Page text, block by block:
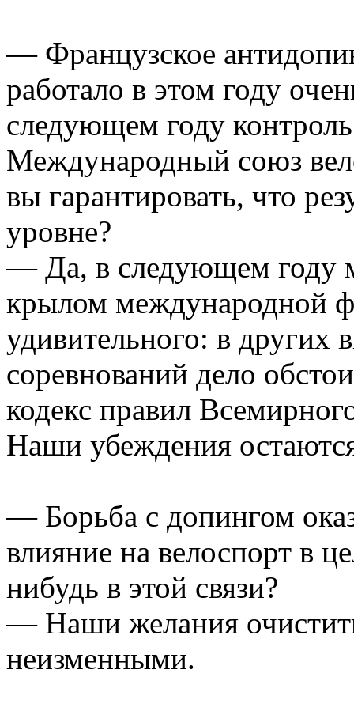
— Французское
работало в этом году
следующем году
Международный союз
вы гарантировать, что
уровне?
— Да, в следующем году
крылом международной
удивительного: в других
соревнований дело
кодекс правил
Наши убеждения
— Борьба с допингом
влияние на велоспорт в
нибудь в этой связи?
— Наши желания
неизменными.